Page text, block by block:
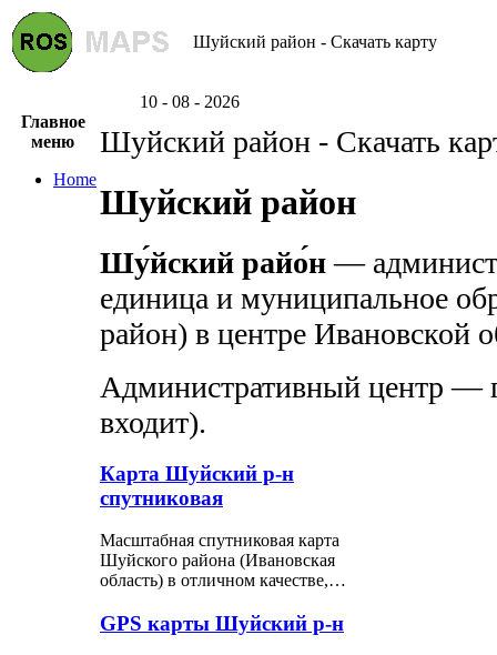
Шуйский район - Скачать карту
10 - 08 - 2026
Главное
меню
Home
Шуйский район - Скачать
Шуйский район
Шу́йский райо́н—
единица и муниципальное
район) в центре Ивановской
Административный центр —
входит).
Карта Шуйский р-н
спутниковая
Масштабная спутниковая карта
Шуйского района (Ивановская
область) в отличном качестве,…
GPS карты Шуйский р-н